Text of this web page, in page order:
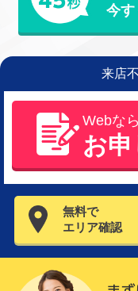
今す
来店
Webな
お
無料で
エリア確認